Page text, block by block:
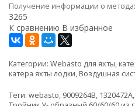
Получение информации о
3265
К сравнению В избранное
Категории: Webasto для яхты,
катера яхты лодки, Воздушная
Теги: webasto, 9009264B, 1320472A,